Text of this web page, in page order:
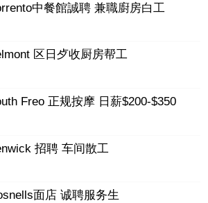
中餐館誠聘 兼職廚房白工
区日歺收厨房帮工
Freo 正规按摩 日薪$200-$350
招聘 车间散工
面店 诚聘服务生